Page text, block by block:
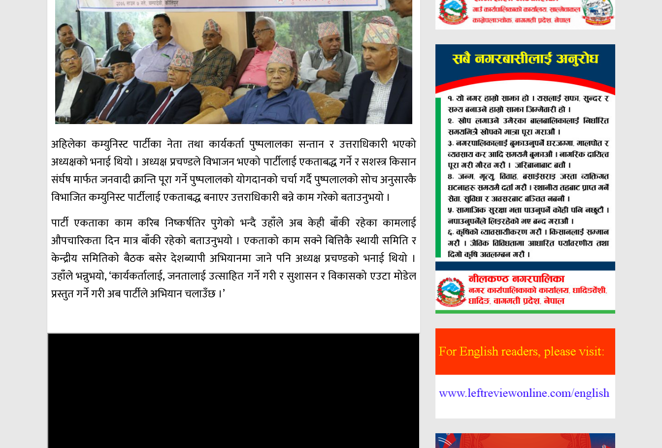
अहिलेका कम्युनिस्ट पार्टीका नेता तथा कार्यकर्ता पुष्पलालका सन्तान र उत्तराधिकारी भएको
अध्यक्षको भनाई थियो । अध्यक्ष प्रचण्डले विभाजन भएको पार्टीलाई एकताबद्ध गर्ने र सशस्त्र किसान
संर्घष मार्फत जनवादी क्रान्ति पूरा गर्ने पुष्पलालको योगदानको चर्चा गर्दै पुष्पलालको सोच अनुसारकै
विभाजित कम्युनिस्ट पार्टीलाई एकताबद्ध बनाएर उत्तराधिकारी बन्ने काम गरेको बताउनुभयो ।
पार्टी एकताका काम करिब निष्कर्षतिर पुगेको भन्दै उहाँले अब केही बाँकी रहेका कामलाई
औपचारिकता दिन मात्र बाँकी रहेको बताउनुभयो । एकताको काम सक्ने बित्तिकै स्थायी समिति र
केन्द्रीय समितिको बैठक बसेर देशब्यापी अभियानमा जाने पनि अध्यक्ष प्रचण्डको भनाई थियो ।
उहाँले भन्नुभयो, ‘कार्यकर्तालाई, जनतालाई उत्साहित गर्ने गरी र सुशासन र विकासको एउटा मोडेल
प्रस्तुत गर्ने गरी अब पार्टीले अभियान चलाउँछ ।’